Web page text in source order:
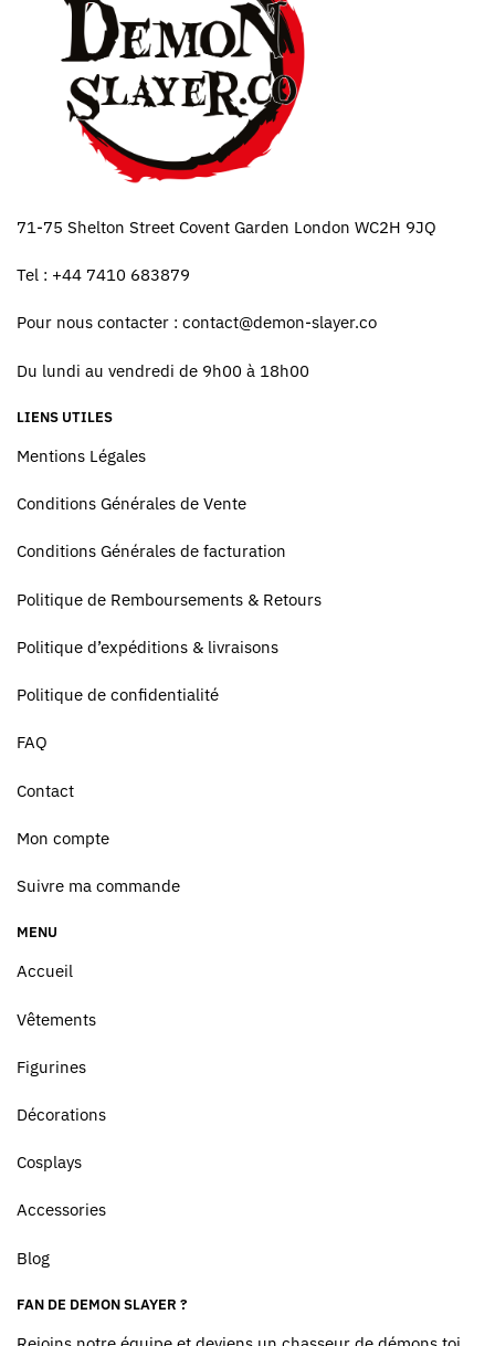
71-75 Shelton Street Covent Garden London WC2H 9JQ
Tel : +44 7410 683879
Pour nous contacter : contact@demon-slayer.co
Du lundi au vendredi de 9h00 à 18h00
LIENS UTILES
Mentions Légales
Conditions Générales de Vente
Conditions Générales de facturation
Politique de Remboursements & Retours
Politique d’expéditions & livraisons
Politique de confidentialité
FAQ
Contact
Mon compte
Suivre ma commande
MENU
Accueil
Vêtements
Figurines
Décorations
Cosplays
Accessories
Blog
FAN DE DEMON SLAYER ?